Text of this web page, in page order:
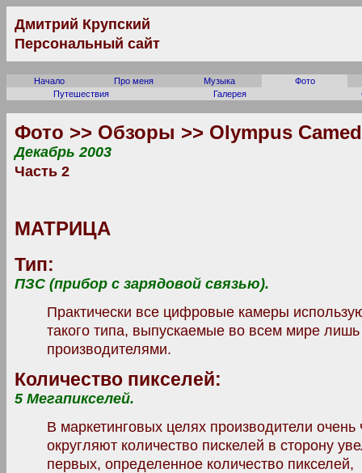
Дмитрий Крупский
Персональный сайт
Начало Про меня Музыка
Фото
Путешествия
Галерея
Фото >> Обзоры >> Olympus
Декабрь 2003
Часть 2
МАТРИЦА
Тип:
ПЗС (прибор с зарядовой связью).
Практически все цифровые камеры
такого типа, выпускаемые во всем мире
производителями.
Количество пикселей:
5 Мегапикселей.
В маркетинговых целях производители очень
округляют количество пискелей в сторону
первых, определенное количество пикселей,